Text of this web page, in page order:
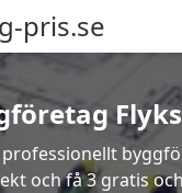
pris.se
och få 3 gratis